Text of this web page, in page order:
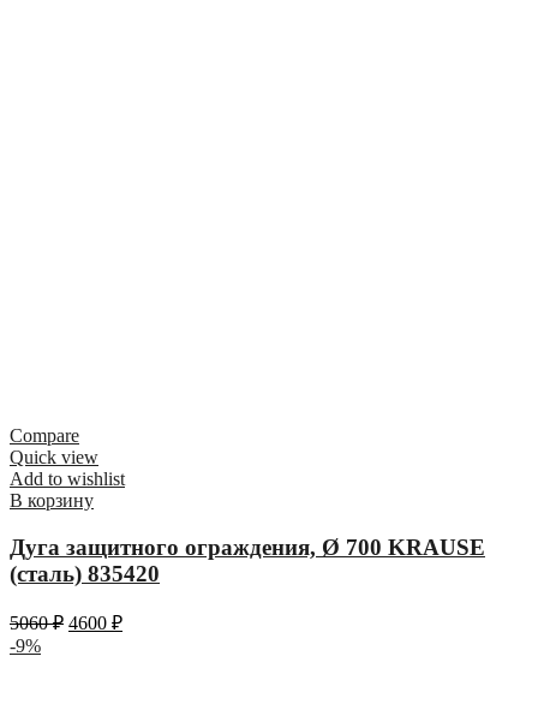
Compare
Quick view
Add to wishlist
В корзину
Дуга защитного ограждения, Ø 700 KRAUSE
(сталь) 835420
5060₽ 4600 ₽
-9%